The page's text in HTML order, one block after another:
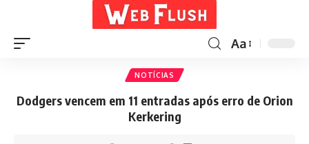
Aa
NOTÍCIAS
Dodgers vencem em 11 entradas após erro de Orion
Kerkering